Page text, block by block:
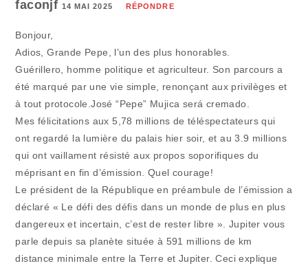
faconjf 14 MAI 2025 RÉPONDRE
Bonjour,
Adios, Grande Pepe, l’un des plus honorables.
Guérillero, homme politique et agriculteur. Son parcours a
été marqué par une vie simple, renonçant aux privilèges et
à tout protocole.José “Pepe” Mujica será cremado.
Mes félicitations aux 5,78 millions de téléspectateurs qui
ont regardé la lumière du palais hier soir, et au 3.9 millions
qui ont vaillament résisté aux propos soporifiques du
méprisant en fin d’émission. Quel courage!
Le président de la République en préambule de l’émission a
déclaré « Le défi des défis dans un monde de plus en plus
dangereux et incertain, c’est de rester libre ». Jupiter vous
parle depuis sa planète située à 591 millions de km
distance minimale entre la Terre et Jupiter. Ceci explique